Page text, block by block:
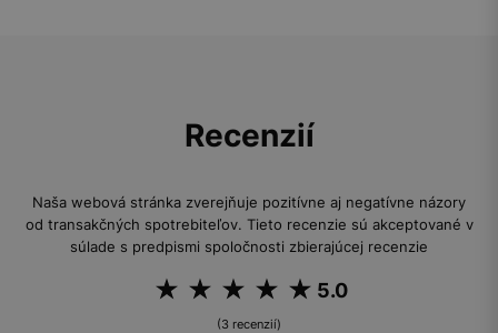
Recenzií
Naša webová stránka zverejňuje pozitívne aj negatívne názory
od transakčných spotrebiteľov. Tieto recenzie sú akceptované v
súlade s predpismi spoločnosti zbierajúcej recenzie
5.0
(3 recenzií)